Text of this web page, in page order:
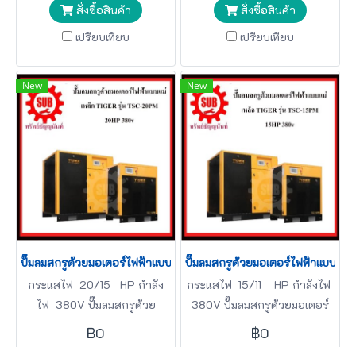
สั่งซื้อสินค้า
เปรียบเทียบ
สั่งซื้อสินค้า
เปรียบเทียบ
New
ปั๊มลมสกรูด้วยมอเตอร์ไฟฟ้าแบบแม่เหล็ก TIGER รุ่น TSC-20PM
กระแสไฟ 20/15 HP กำลัง
ไฟ 380V ปั๊มลมสกรูด้วย
มอเตอร์ TIGER
฿0
New
ปั๊มลมสกรูด้วยมอเตอร์ไฟฟ้าแบบแม่เ
กระแสไฟ 15/11 HP กำลังไฟ
380V ปั๊มลมสกรูด้วยมอเตอร์
TIGER
฿0